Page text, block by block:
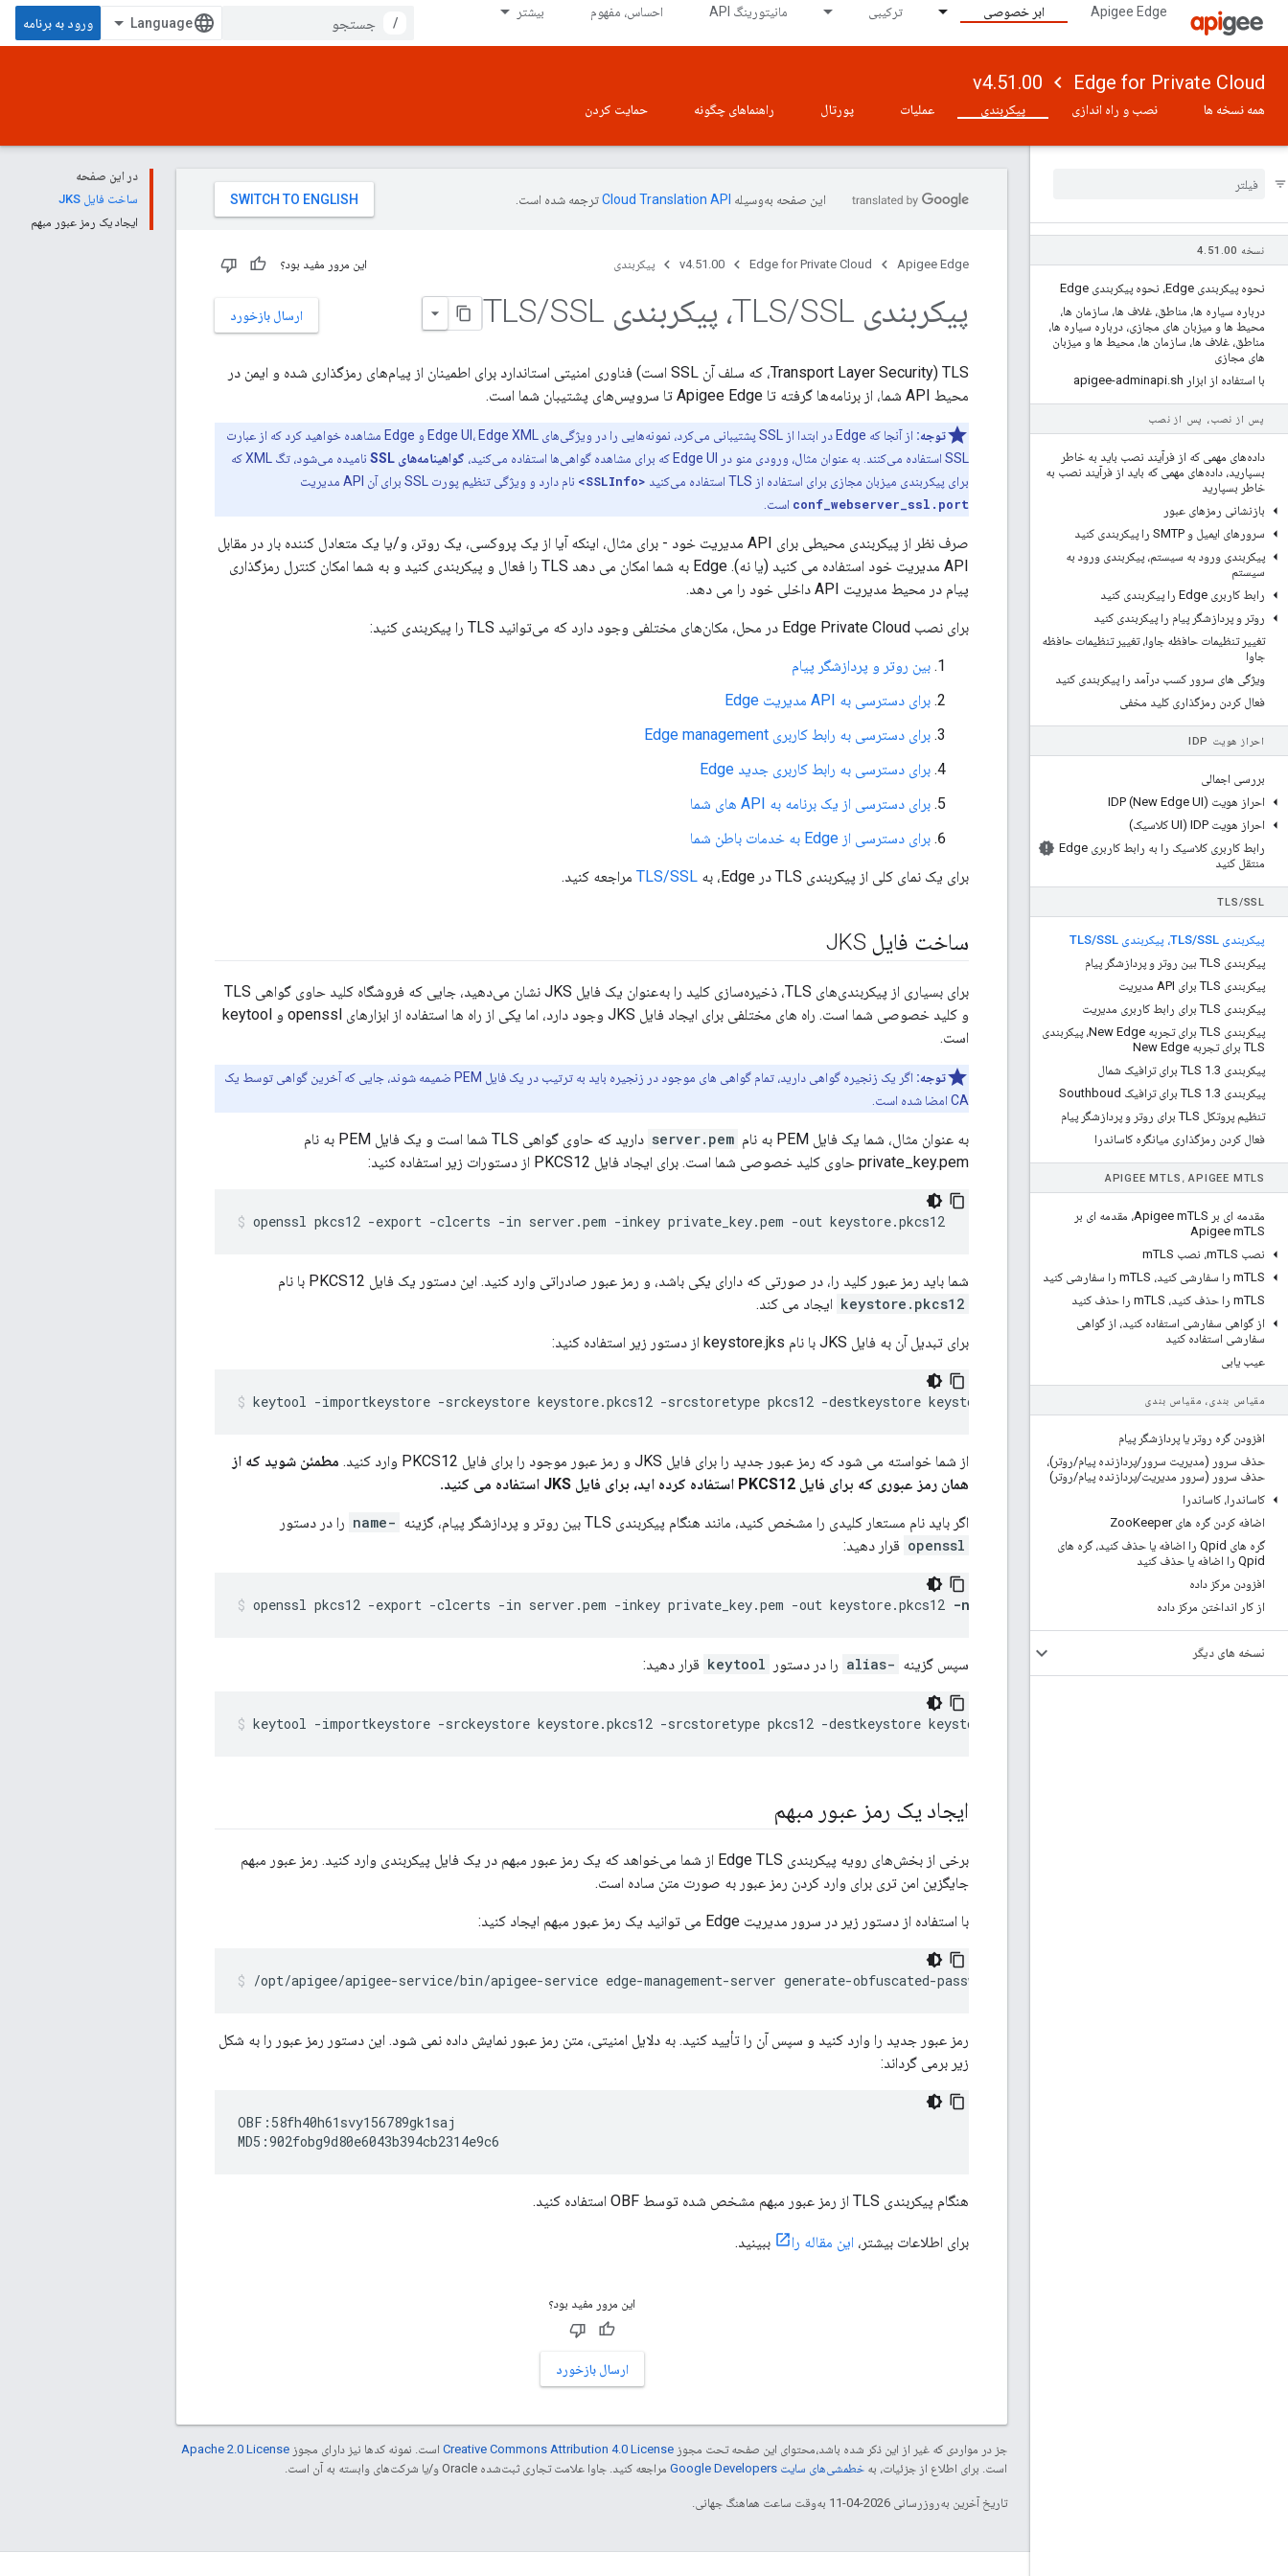
Apigee Edge ابر خصوصی ترکیبی مانیتورینگ API احساس، مفهوم بیشتر
/ ورود به برنامه
Edge for Private Cloud
v4.51.00
همه نسخه ها نصب و راه اندازی پیکربندی عملیات پورتال راهنماهای چگونه حمایت کردن
نسخه 4 . 51 .00
نحوه پیکربندی Edge، نحوه پیکربندی Edge
درباره سیاره ها، مناطق، غلاف ها، سازمان ها،
محیط ها و میزبان های مجازی، درباره سیاره ها،
مناطق، غلاف ها، سازمان ها، محیط ها و میزبان
های مجازی
با استفاده از ابزار apigee-adminapi
.sh
پس از نصب، پس از نصب
داده‌های مهمی که از فرآیند نصب باید به خاطر
بسپارید، داده‌های مهمی که باید از فرآیند نصب به
خاطر بسپارید
بازنشانی رمزهای عبور
سرورهای ایمیل و SMTP را پیکربندی کنید
پیکربندی ورود به سیستم، پیکربندی ورود به
سیستم
رابط کاربری Edge را پیکربندی کنید
روتر و پردازشگر پیام را پیکربندی کنید
تغییر تنظیمات حافظه جاوا، تغییر تنظیمات حافظه
جاوا
ویژگی های سرور کسب درآمد را پیکربندی کنید
فعال کردن رمزگذاری کلید مخفی
احراز هویت IDP
بررسی اجمالی
احراز هویت IDP (New Edge UI)
احراز هویت IDP (UI کلاسیک)
رابط کاربری کلاسیک را به رابط کاربری Edge
منتقل کنید
TLS/SSL
پیکربندی TLS /SSL، پیکربندی TLS /SSL
پیکربندی TLS بین روتر و پردازشگر پیام
پیکربندی TLS برای API مدیریت
پیکربندی TLS برای رابط کاربری مدیریت
پیکربندی TLS برای تجربه New Edge، پیکربندی
TLS برای تجربه New Edge
پیکربندی TLS 1
.3 برای ترافیک شمال
پیکربندی TLS 1
.3 برای ترافیک Southboud
تنظیم پروتکل TLS برای روتر و پردازشگر پیام
فعال کردن رمزگذاری میانگره کاساندرا
APIGEE MTLS، APIGEE MTLS
مقدمه ای بر Apigee m
TLS، مقدمه ای بر
Apigee mTLS
نصب m TLS، نصب m
TLS
mTLS را سفارشی کنید، m
TLS را سفارشی کنید
mTLS را حذف کنید، m
TLS را حذف کنید
از گواهی سفارشی استفاده کنید، از گواهی
سفارشی استفاده کنید
عیب یابی
مقیاس بندی، مقیاس بندی
افزودن گره روتر یا پردازشگر پیام
حذف سرور (مدیریت سرور /پردازنده پیام/روتر)،
حذف سرور (سرور مدیریت/پردازنده پیام/روتر)
کاساندرا، کاساندرا
اضافه کردن گره های ZooKeeper
گره های Qpid را اضافه یا حذف کنید، گره های
Qpid را اضافه یا حذف کنید
افزودن مرکز داده
از کار انداختن مرکز داده
نسخه های دیگر
در این صفحه
ساخت فایل JKS
ایجاد یک رمز عبور مبهم
این صفحه به‌وسیله ترجمه شده است.
Apigee Edge
Edge for Private Cloud
v4.51.00 پیکربندی این مرور مفید بود؟
ارسال بازخورد پیکربندی TLS /SSL، پیکربندی TLS /SSL
TLS (Transport Layer Security، که سلف آن SSL است) فناوری امنیتی استاندارد برای اطمینان از پیام‌های رمزگذاری شده و ایمن در
محیط API شما، از برنامه‌ها گرفته تا Apigee Edge تا سرویس‌های پشتیبان شما است.
توجه:
از آنجا که Edge در ابتدا از SSL پشتیبانی می‌کرد، نمونه‌هایی را در ویژگی‌های Edge UI، Edge XML و Edge مشاهده خواهید کرد که از عبارت
SSL استفاده می‌کنند. به عنوان مثال، ورودی منو در Edge UI که برای مشاهده گواهی‌ها استفاده می‌کنید،
گواهینامه‌های SSL
نامیده می‌شود، تگ XML که
برای پیکربندی میزبان مجازی برای استفاده از TLS استفاده می‌کنید
<SSLInfo>
نام دارد و ویژگی تنظیم پورت SSL برای آن API مدیریت
conf_webserver_ssl.port است.
صرف نظر از پیکربندی محیطی برای API مدیریت خود - برای مثال، اینکه آیا از یک پروکسی، یک روتر، و/یا یک متعادل کننده بار در مقابل
API مدیریت خود استفاده می کنید (یا نه). Edge به شما امکان می دهد TLS را فعال و پیکربندی کنید و به شما امکان کنترل رمزگذاری
پیام در محیط مدیریت API داخلی خود را می دهد.
برای نصب Edge Private Cloud در محل، مکان‌های مختلفی وجود دارد که می‌توانید TLS را پیکربندی کنید:
بین روتر و پردازشگر پیام
برای دسترسی به API مدیریت Edge
برای دسترسی به رابط کاربری Edge management
برای دسترسی به رابط کاربری جدید Edge
برای دسترسی از یک برنامه به API های شما
برای دسترسی از Edge به خدمات باطن شما
برای یک نمای کلی از پیکربندی TLS در Edge، به TLS/SSL مراجعه کنید.
ساخت فایل JKS
برای بسیاری از پیکربندی‌های TLS، ذخیره‌سازی کلید را به‌عنوان یک فایل JKS نشان می‌دهید، جایی که فروشگاه کلید حاوی گواهی TLS
و کلید خصوصی شما است. راه های مختلفی برای ایجاد فایل JKS وجود دارد، اما یکی از راه ها استفاده از ابزارهای openssl و keytool
است.
توجه:
اگر یک زنجیره گواهی دارید، تمام گواهی های موجود در زنجیره باید به ترتیب در یک فایل PEM ضمیمه شوند، جایی که آخرین گواهی توسط یک
CA امضا شده است.
به عنوان مثال، شما یک فایل PEM به نام server.pem
دارید که حاوی گواهی TLS شما است و یک فایل PEM به نام
private_key.pem حاوی کلید خصوصی شما است. برای ایجاد فایل PKCS12 از دستورات زیر استفاده کنید:
openssl pkcs12 -export -clcerts -in server.pem -inkey private_key.pem -out keystore.pkcs12
شما باید رمز عبور کلید را، در صورتی که دارای یکی باشد، و رمز عبور صادراتی وارد کنید. این دستور یک فایل PKCS12 با نام
keystore.pkcs12 ایجاد می کند.
برای تبدیل آن به فایل JKS با نام keystore.jks از دستور زیر استفاده کنید:
keytool -importkeystore -srckeystore keystore.pkcs12 -srcstoretype pkcs12 -destkeystore keystore.jks -deststoretype jks
از شما خواسته می شود که رمز عبور جدید را برای فایل JKS و رمز عبور موجود را برای فایل PKCS12 وارد کنید.
مطمئن شوید که از
همان رمز عبوری که برای فایل PKCS12 استفاده کرده اید، برای فایل JKS استفاده می کنید.
اگر باید نام مستعار کلیدی را مشخص کنید، مانند هنگام پیکربندی TLS بین روتر و پردازشگر پیام، گزینه -name
را در دستور
openssl قرار دهید:
openssl pkcs12 -export -clcerts -in server.pem -inkey private_key.pem -out keystore.pkcs12 -name devtest
سپس گزینه -alias را در دستور keytool قرار دهید:
keytool -importkeystore -srckeystore keystore.pkcs12 -srcstoretype pkcs12 -destkeystore keystore.jks -deststoretype jks
ایجاد یک رمز عبور مبهم
برخی از بخش‌های رویه پیکربندی Edge TLS از شما می‌خواهد که یک رمز عبور مبهم در یک فایل پیکربندی وارد کنید. رمز عبور مبهم
جایگزین امن تری برای وارد کردن رمز عبور به صورت متن ساده است.
با استفاده از دستور زیر در سرور مدیریت Edge می توانید یک رمز عبور مبهم ایجاد کنید:
/opt/apigee/apigee-service/bin/apigee-service edge-management-server generate-obfuscated-password
رمز عبور جدید را وارد کنید و سپس آن را تأیید کنید. به دلایل امنیتی، متن رمز عبور نمایش داده نمی شود. این دستور رمز عبور را به شکل
زیر برمی گرداند:
OBF:58fh40h61svy156789gk1saj
MD5:902fobg9d80e6043b394cb2314e9c6
هنگام پیکربندی TLS از رمز عبور مبهم مشخص شده توسط OBF استفاده کنید.
برای اطلاعات بیشتر، این مقاله را ببینید.
این مرور مفید بود؟
ارسال بازخورد
جز در مواردی که غیر از این ذکر شده باشد،‌محتوای این صفحه تحت مجوز Creative Commons Attribution 4.0 License است. نمونه کدها نیز دارای مجوز Apache 2.0 License
است. برای اطلاع از جزئیات، به خطمشی‌های سایت Google Developers‏ مراجعه کنید. جاوا علامت تجاری ثبت‌شده Oracle و/یا شرکت‌های وابسته به آن است.
تاریخ آخرین به‌روزرسانی 2026-04-11 به‌وقت ساعت هماهنگ جهانی.